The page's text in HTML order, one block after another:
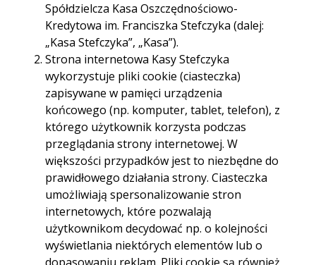
Niniejsza Polityka Prywatności określa
podstawowe zasady przetwarzania danych
osobowych związanych z korzystaniem z usług
świadczonych drogą elektroniczną i dostępnych za
pośrednictwem strony internetowej
https://www.kasastefczyka.pl/ (dalej: „Serwis”),
której administratorem jest Spółdzielcza Kasa
Oszczędnościowo-Kredytowa im. Franciszka
Stefczyka (dalej: „Kasa Stefczyka”, „Kasa”).
Strona internetowa Kasy Stefczyka wykorzystuje
pliki cookie (ciasteczka) zapisywane w pamięci
urządzenia końcowego (np. komputer, tablet,
telefon), z którego użytkownik korzysta podczas
przeglądania strony internetowej. W większości
przypadków jest to niezbędne do prawidłowego
Spółdzielcza Kasa Oszczędnościowo-
Kredytowa im. Franciszka Stefczyka (dalej:
„Kasa Stefczyka”, „Kasa”).
Strona internetowa Kasy Stefczyka
wykorzystuje pliki cookie (ciasteczka)
zapisywane w pamięci urządzenia
końcowego (np. komputer, tablet, telefon), z
którego użytkownik korzysta podczas
przeglądania strony internetowej. W
większości przypadków jest to niezbędne do
prawidłowego działania strony. Ciasteczka
umożliwiają spersonalizowanie stron
internetowych, które pozwalają
użytkownikom decydować np. o kolejności
wyświetlania niektórych elementów lub o